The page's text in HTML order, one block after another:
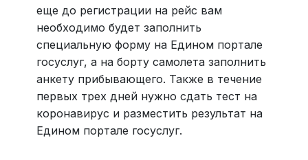
еще до регистрации на рейс вам
необходимо будет заполнить
специальную форму на Едином портале
госуслуг, а на борту самолета заполнить
анкету прибывающего. Также в течение
первых трех дней нужно сдать тест на
коронавирус и разместить результат на
Едином портале госуслуг.